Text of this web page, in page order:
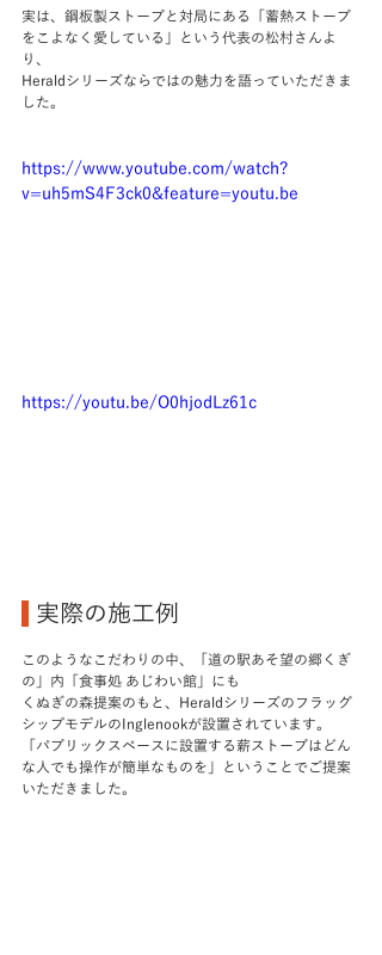
実は、鋼板製ストーブと対局にある「蓄熱ストーブ
をこよなく愛している」という代表の松村さんよ
り、
Heraldシリーズならではの魅力を語っていただきま
した。
https://www.youtube.com/watch?
v=uh5mS4F3ck0&feature=youtu.be
https://youtu.be/O0hjodLz61c
実際の施工例
このようなこだわりの中、「道の駅あそ望の郷くぎ
の」内「食事処 あじわい館」にも
くぬぎの森提案のもと、Heraldシリーズのフラッグ
シップモデルのInglenookが設置されています。
「パブリックスペースに設置する薪ストーブはどん
な人でも操作が簡単なものを」ということでご提案
いただきました。